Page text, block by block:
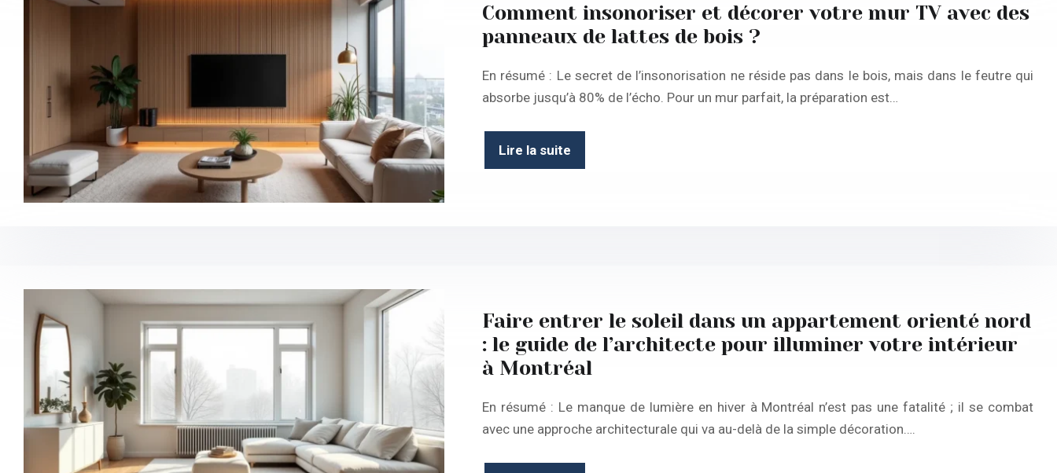
Comment insonoriser et décorer votre mur TV avec des
panneaux de lattes de bois ?
En résumé : Le secret de l’insonorisation ne réside pas dans le bois, mais dans le feutre qui
absorbe jusqu’à 80% de l’écho. Pour un mur parfait, la préparation est…
Lire la suite
Faire entrer le soleil dans un appartement orienté nord
: le guide de l’architecte pour illuminer votre intérieur
à Montréal
En résumé : Le manque de lumière en hiver à Montréal n’est pas une fatalité ; il se combat
avec une approche architecturale qui va au-delà de la simple décoration….